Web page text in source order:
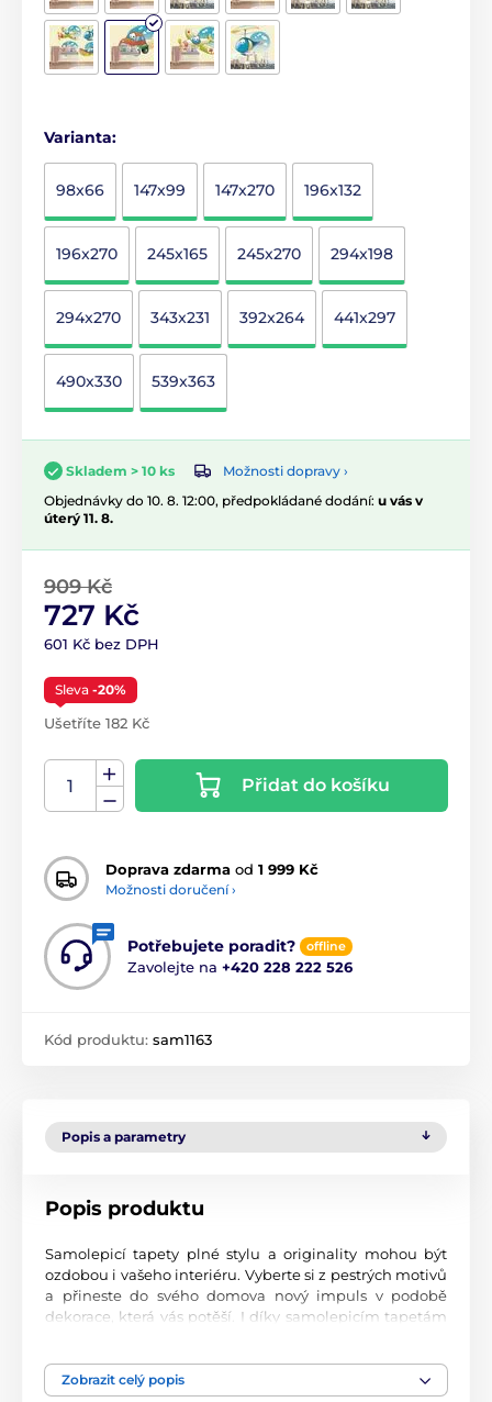
Varianta:
98x66 147x99 147x270 196x132
196x270 245x165 245x270 294x198
294x270 343x231 392x264 441x297
490x330 539x363
Skladem > 10 ks
Možnosti dopravy ›
Objednávky do 10. 8. 12:00, předpokládané dodání: u vás v
úterý 11. 8.
909 Kč
727 Kč
601 Kč bez DPH
Sleva -20%
Ušetříte 182 Kč
Přidat do košíku
Doprava zdarma od 1 999 Kč
Možnosti doručení ›
Potřebujete poradit? offline
Zavolejte na +420 228 222 526
Kód produktu: sam1163
Popis a parametry
Popis produktu
Samolepicí tapety plné stylu a originality mohou být
ozdobou i vašeho interiéru. Vyberte si z pestrých motivů
a přineste do svého domova nový impuls v podobě
dekorace, která vás potěší. I díky samolepicím tapetám
Perfektní tiskové zpracování
Zobrazit celý popis